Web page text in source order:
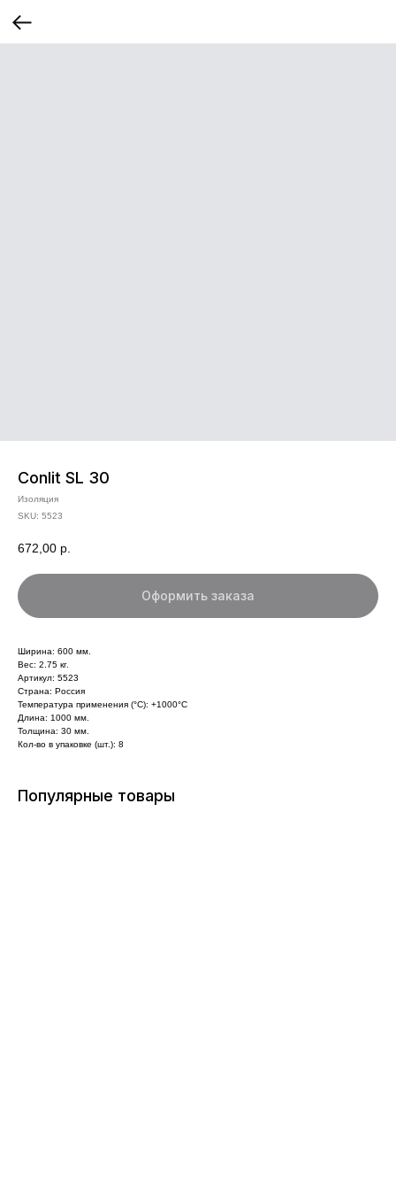
Conlit SL 30
Изоляция
SKU: 5523
672,00 р.
Оформить заказа
Ширина: 600 мм.
Вес: 2.75 кг.
Артикул: 5523
Страна: Россия
Температура применения (°С): +1000°С
Длина: 1000 мм.
Толщина: 30 мм.
Кол-во в упаковке (шт.): 8
Популярные товары